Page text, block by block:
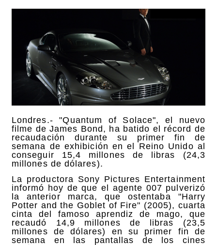
Londres.- "Quantum of Solace", el nuevo
filme de James Bond, ha batido el récord de
recaudación durante su primer fin de
semana de exhibición en el Reino Unido al
conseguir 15,4 millones de libras (24,3
millones de dólares).
La productora Sony Pictures Entertainment
informó hoy de que el agente 007 pulverizó
la anterior marca, que ostentaba "Harry
Potter and the Goblet of Fire" (2005), cuarta
cinta del famoso aprendiz de mago, que
recaudó 14,9 millones de libras (23,5
millones de dólares) en su primer fin de
semana en las pantallas de los cines